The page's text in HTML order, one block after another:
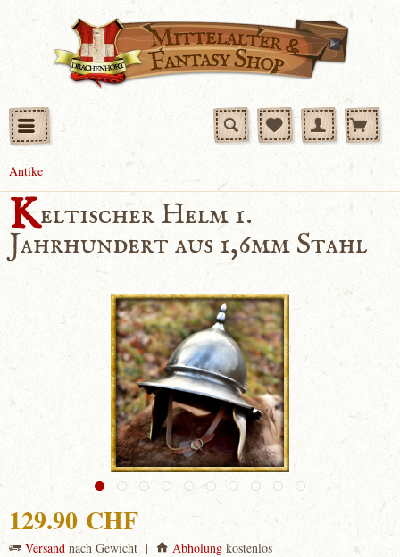
Antike
Keltischer Helm 1.
Jahrhundert aus 1,6mm Stahl
129.90 CHF
Versandnach Gewicht | Abholungkostenlos